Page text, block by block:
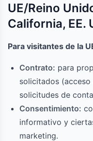
UE/Reino
California, EE.
Para visitantes de la
Contrato: para
solicitados (acceso
solicitudes de
Consentimiento:
informativo y
marketing.